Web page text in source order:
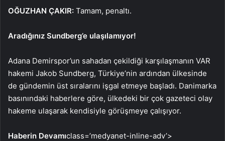
OĞUZHAN ÇAKIR: Tamam, penaltı.
Aradığınız Sundberg’e ulaşılamıyor!
Adana Demirspor’un sahadan çekildiği karşılaşmanın VAR
hakemi Jakob Sundberg, Türkiye’nin ardından ülkesinde
de gündemin üst sıralarını işgal etmeye başladı. Danimarka
basınındaki haberlere göre, ülkedeki bir çok gazeteci olay
hakeme ulaşarak kendisiyle görüşmeye çalışıyor.
Haberin Devamıclass=’medyanet-inline-adv’>